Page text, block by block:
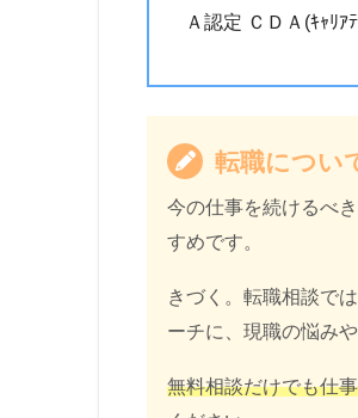
Ａ認定 ＣＤＡ(ｷｬﾘｱ
転職につい
今の仕事を続けるべ
すめです。
きづく。転職相談で
ーチに、現職の悩み
無料相談だけでも仕